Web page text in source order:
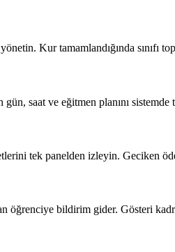
Kur tamamlandığında sınıfı
saat ve eğitmen planını
tek panelden izleyin. Geciken
öğrenciye bildirim gider. Gösteri